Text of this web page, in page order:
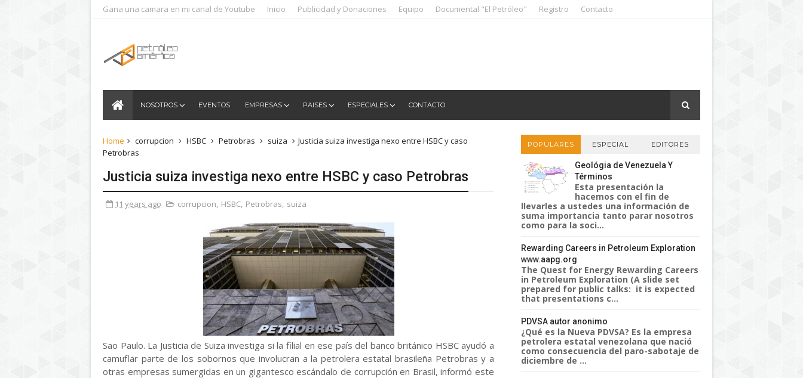
Gana una camara en mi canal de Youtube Inicio Publicidad y Donaciones Equipo Documental "El Petróleo" Registro Contacto
NOSOTROS EVENTOS EMPRESAS PAISES ESPECIALES CONTACTO
Home corrupcion HSBC Petrobras suiza
Justicia suiza investiga nexo entre HSBC y caso
Petrobras
Justicia suiza investiga nexo entre HSBC y caso Petrobras
11 years ago corrupcion, HSBC, Petrobras, suiza
Sao Paulo. La Justicia de Suiza investiga si la filial en ese país del banco británico HSBC ayudó a
camuflar parte de los sobornos que involucran a la petrolera estatal brasileña Petrobras y a
otras empresas sumergidas en un gigantesco escándalo de corrupción en Brasil, informó este
POPULARES ESPECIAL EDITORES
Geológia de Venezuela Y
Términos
Esta presentación la
hacemos con el fin de
llevarles a ustedes una información de
suma importancia tanto parar nosotros
como para la soci...
Rewarding Careers in Petroleum Exploration
www.aapg.org
The Quest for Energy Rewarding Careers
in Petroleum Exploration (A slide set
prepared for public talks: it is expected
that presentations c...
PDVSA autor anonimo
¿Qué es la Nueva PDVSA? Es la empresa
petrolera estatal venezolana que nació
como consecuencia del paro-sabotaje de
diciembre de ...